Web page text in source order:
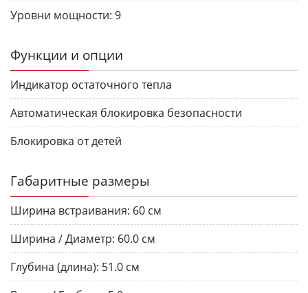
Уровни мощности: 9
Функции и опции
Индикатор остаточного тепла
Автоматическая блокировка безопасности
Блокировка от детей
Габаритные размеры
Ширина встраивания: 60 см
Ширина / Диаметр: 60.0 см
Глубина (длина): 51.0 см